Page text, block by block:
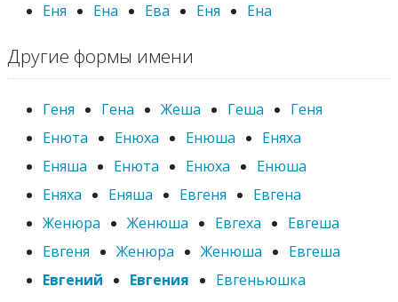
Еня Ена Ева Еня Ена
Другие формы имени
Геня Гена Жеша Геша
Геня
Енюта
Енюха Енюша
Еняха
Еняша
Енюта Енюха
Енюша
Еняха
Еняша Евгеня
Евгена
Женюра
Женюша Евгеха
Евгеша
Евгеня
Женюра Женюша
Евгеша
Евгений
Евгения
Евгеньюшка